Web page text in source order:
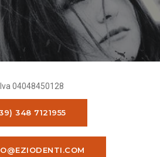
04048450128
348 7121955